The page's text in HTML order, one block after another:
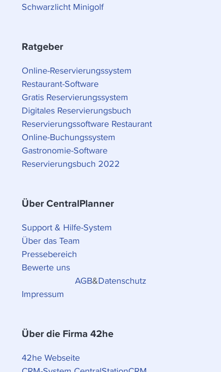
Schwarzlicht Minigolf
Ratgeber
Online-Reservierungssystem
Restaurant-Software
Gratis Reservierungssystem
Digitales Reservierungsbuch
Reservierungssoftware Restaurant
Online-Buchungssystem
Gastronomie-Software
Reservierungsbuch 2022
Über CentralPlanner
Support & Hilfe-System
Über das Team
Pressebereich
Bewerte uns
AGB&Datenschutz
Impressum
Über die Firma 42he
42he Webseite